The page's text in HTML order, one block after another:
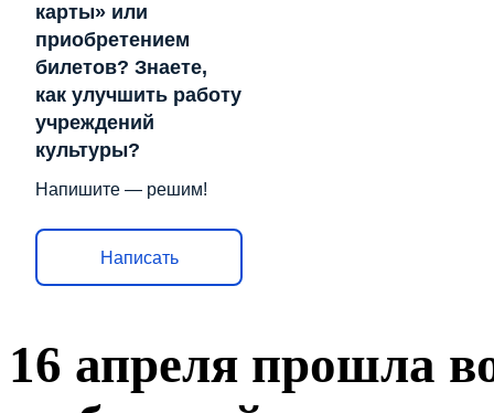
карты» или
приобретением
билетов? Знаете,
как улучшить работу
учреждений
культуры?
Напишите — решим!
Написать
16 апреля прошла